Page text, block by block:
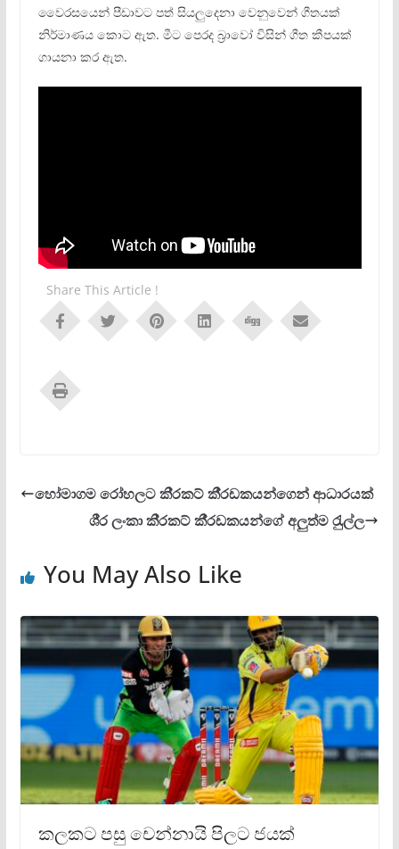
වෛරසයෙන් පීඩාවට පත් සියලුදෙනා වෙනුවෙන් ගීතයක්
නිර්මාණය කොට ඇත. මීට පෙරද බ‍්‍රාවෝ විසින් ගීත කීපයක්
ගායනා කර ඇත.
Share This Article !
හෝමාගම රෝහලට කි‍්‍රකට් කී‍්‍රඩකයන්ගෙන් ආධාරයක්
ශී‍්‍ර ලංකා කි‍්‍රකට් කී‍්‍රඩකයන්ගේ අලුත්ම රැුල්ල
You May Also Like
කලකට පසු චෙන්නායි පිලට ජයක්